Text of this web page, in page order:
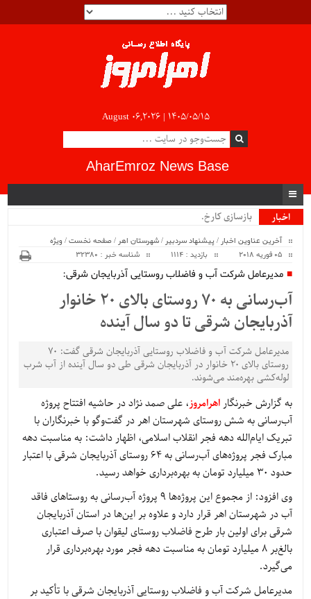
August 06,2026 | ۱۴۰۵/۰۵/۱۵
AharEmroz News Base
اخبار
بازسازی کارخانه_
آخرین عناوین اخبار /پیشنهاد سردبیر /شهرستان اهر /صفحه نخست/ ویژه
05 فوریه 2018
بازدید : 1114 شناسه خبر : 32380
مدیرعامل شرکت آب و فاضلاب روستایی آذربایجان شرقی:
آب‌رسانی به 70 روستای بالای 20 خانوار
آذربایجان شرقی تا دو سال آینده
مدیرعامل شرکت آب و فاضلاب روستایی آذربایجان شرقی گفت: 70
روستای بالای 20 خانوار در آذربایجان شرقی طی دو سال آینده از آب شرب
لوله‌کشی بهره‌مند می‌شوند.
به گزارش خبرنگاراهرامروز، علی صمد نژاد در حاشیه افتتاح پروژه
آب‌رسانی به شش روستای شهرستان اهر در گفت‌وگو با خبرنگاران با
تبریک ایام‌الله دهه فجر انقلاب اسلامی، اظهار داشت: به مناسبت دهه
مبارک فجر پروژه‌های آب‌رسانی به 64 روستای آذربایجان شرقی با اعتبار
حدود 30 میلیارد تومان به بهره‌برداری خواهد رسید.
وی افزود: از مجموع این پروژه‌ها 9 پروژه آب‌رسانی به روستاهای فاقد
آب در شهرستان اهر قرار دارد و علاوه بر این‌ها در استان آذربایجان
شرقی برای اولین بار طرح فاضلاب روستای لیقوان با صرف اعتباری
بالغ‌بر 8 میلیارد تومان به مناسبت دهه فجر مورد بهره‌برداری قرار
می‌گیرد.
مدیرعامل شرکت آب و فاضلاب روستایی آذربایجان شرقی با تأکید بر